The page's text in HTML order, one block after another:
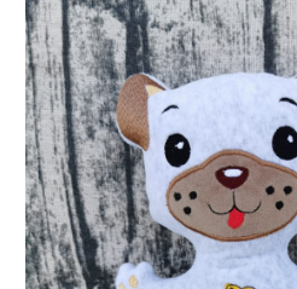
kiekis:
Siuvinėtas
žaisliukas
-
Šuniukas